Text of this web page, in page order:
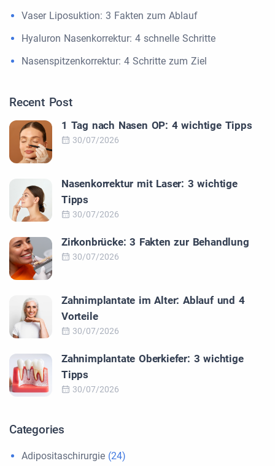
Vaser Liposuktion: 3 Fakten zum Ablauf
Hyaluron Nasenkorrektur: 4 schnelle Schritte
Nasenspitzenkorrektur: 4 Schritte zum Ziel
Recent Post
1 Tag nach Nasen OP: 4 wichtige Tipps
30/07/2026
Nasenkorrektur mit Laser: 3 wichtige
Tipps
30/07/2026
Zirkonbrücke: 3 Fakten zur Behandlung
30/07/2026
Zahnimplantate im Alter: Ablauf und 4
Vorteile
30/07/2026
Zahnimplantate Oberkiefer: 3 wichtige
Tipps
30/07/2026
Categories
Adipositaschirurgie (24)